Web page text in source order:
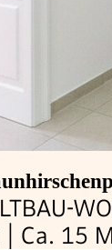
| Ca. 15